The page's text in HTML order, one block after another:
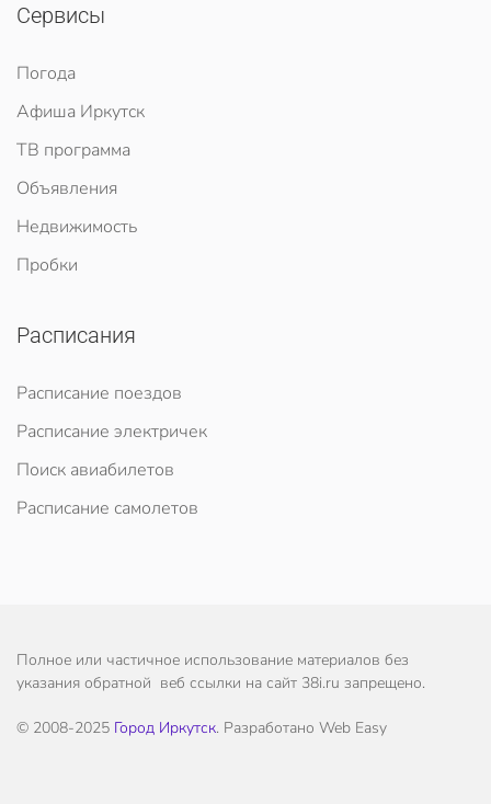
Сервисы
Погода
Афиша Иркутск
ТВ программа
Объявления
Недвижимость
Пробки
Расписания
Расписание поездов
Расписание электричек
Поиск авиабилетов
Расписание самолетов
Полное или частичное использование материалов без
указания обратной веб ссылки на сайт 38i.ru запрещено.
© 2008-2025 Город Иркутск. Разработано Web Easy